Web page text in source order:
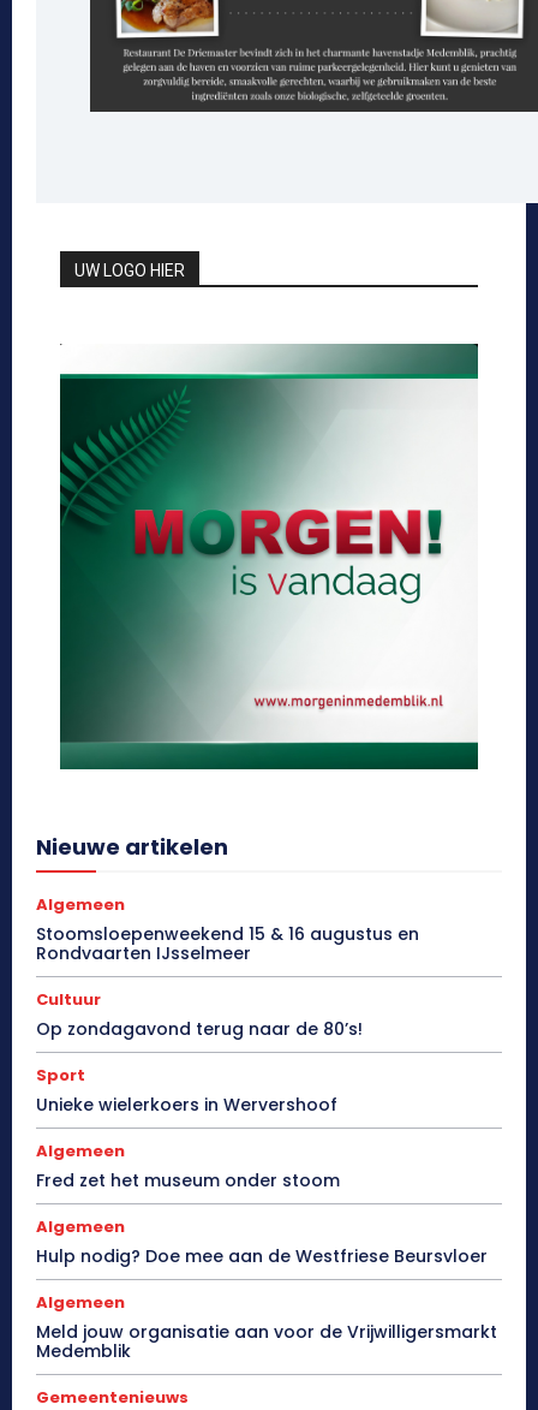
UW LOGO HIER
Nieuwe artikelen
Algemeen
Stoomsloepenweekend 15 & 16 augustus en
Rondvaarten IJsselmeer
Cultuur
Op zondagavond terug naar de 80’s!
Sport
Unieke wielerkoers in Wervershoof
Algemeen
Fred zet het museum onder stoom
Algemeen
Hulp nodig? Doe mee aan de Westfriese Beursvloer
Algemeen
Meld jouw organisatie aan voor de Vrijwilligersmarkt
Medemblik
Gemeentenieuws